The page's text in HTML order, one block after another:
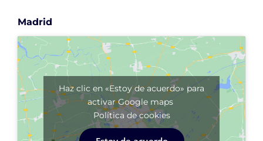
Madrid
Haz clic en «Estoy de acuerdo» para
activar Google maps
Política de cookies